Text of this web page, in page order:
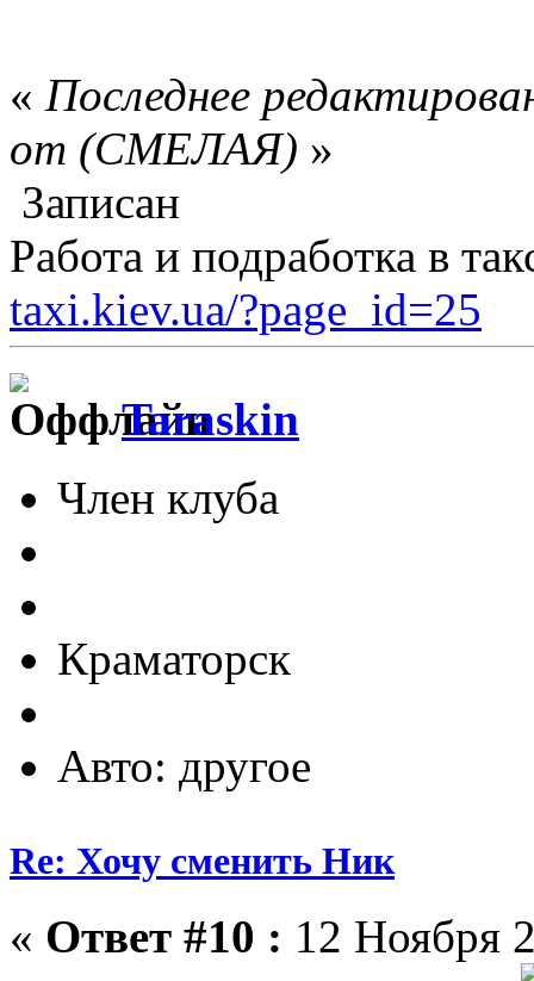
« Последнее
от (СМЕЛАЯ) »
Записан
Работа и подработка в
taxi.kiev.ua/?page_id=25
Taraskin
Член клуба
Краматорск
Авто: другое
Re: Хочу сменить Ник
« Ответ #10 : 12 Ноября